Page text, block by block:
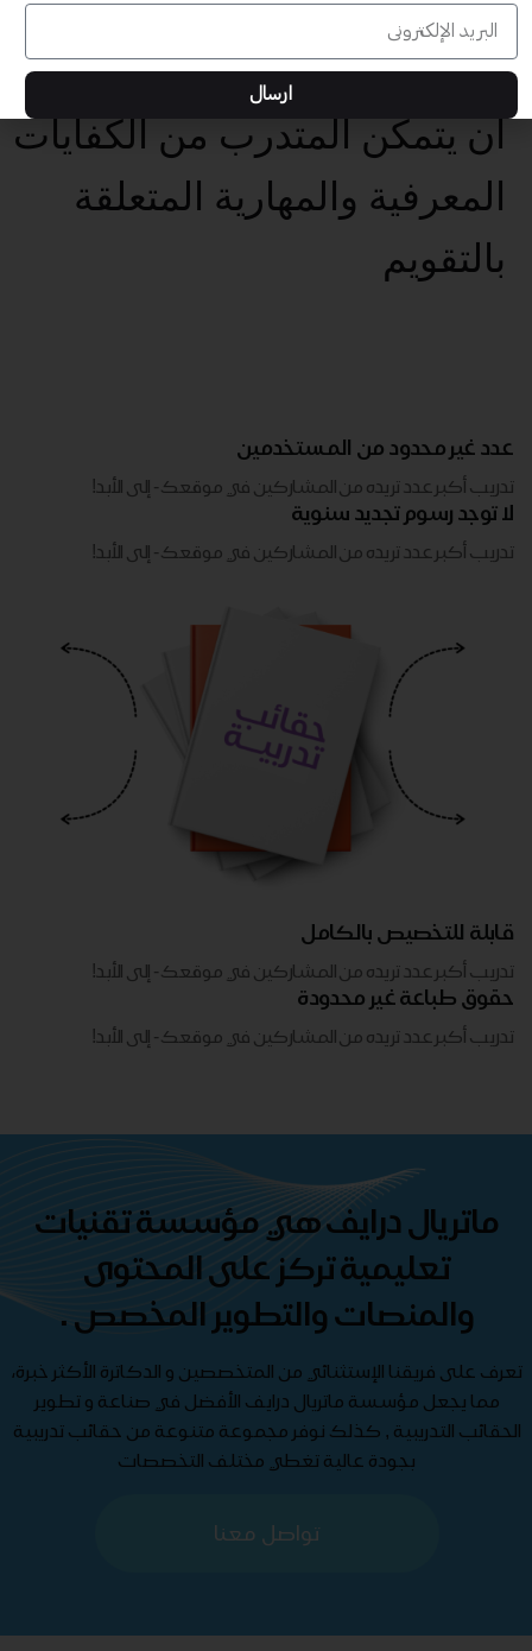
بتهيئة بيئات تعلم تفاعلية
وداعمة للمتعلم
أن يتمكن المتدرب من الكفايات
المعرفية والمهارية المتعلقة
بالتقويم
عدد غير محدود من المستخدمين
تدريب أكبر عدد تريده من المشاركين في موقعك - ​​إلى الأبد!
لا توجد رسوم تجديد سنوية
تدريب أكبر عدد تريده من المشاركين في موقعك - ​​إلى الأبد!
قابلة للتخصيص بالكامل
تدريب أكبر عدد تريده من المشاركين في موقعك - ​​إلى الأبد!
حقوق طباعة غير محدودة
تدريب أكبر عدد تريده من المشاركين في موقعك - ​​إلى الأبد!
ماتريال درايف هي مؤسسة تقنيات
تعليمية تركز على المحتوى
والمنصات والتطوير المخصص .
تعرف على فريقنا الإستثنائي من المتخصصين و الدكاترة الأكثر خبرة،
مما يجعل مؤسسة ماتريال درايف الأفضل في صناعة و تطوير
الحقائب التدريبية , كذلك نوفر مجموعة متنوعة من حقائب تدريبية
بجودة عالية تغطي مختلف التخصصات
تواصل معنا
ارسال